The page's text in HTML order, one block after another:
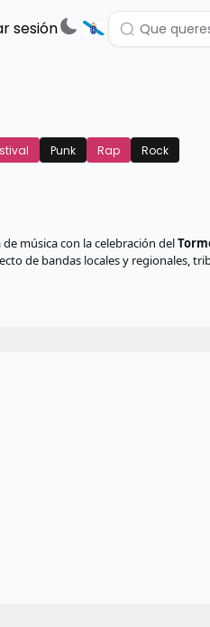
sesión
Punk Rap Rock
de música con la celebración del
de bandas locales y regionales,